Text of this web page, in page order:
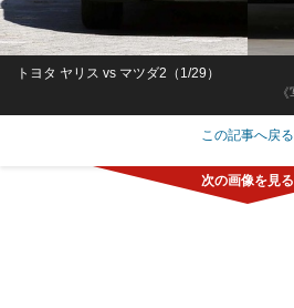
トヨタ ヤリス vs マツダ2（1/29）
この記事へ戻る